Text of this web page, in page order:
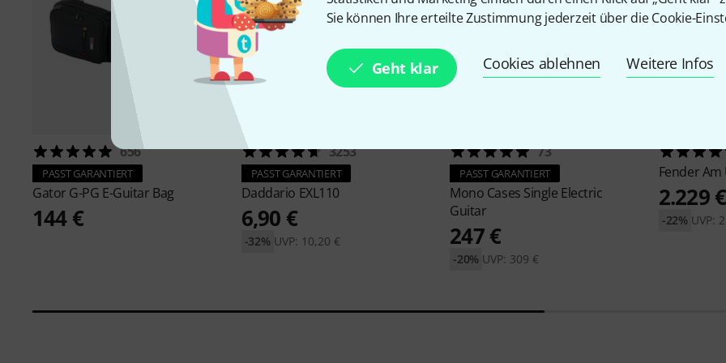
Sie können Ihre erteilte Zustimmung jederzeit über die Cookie-
Geht klar Cookies ablehnen Weitere Infos
656
PASST GARANTIERT
Gator G-PG E-Guitar Bag
144 €
3253
PASST GARANTIERT
Daddario EXL110
6,90 €
UVP: 10,20 €
-32%
73
PASST GARANTIERT
Mono Cases Single Electric
Guitar
247 €
UVP: 309 €
-20%
FenderAm
2.229 €
UVP:
-22%